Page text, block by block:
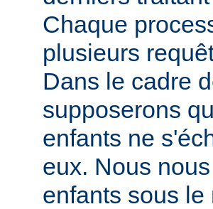
Chaque
plusieurs
Dans le cadre
supposerons
enfants ne
eux. Nous
enfants sous le